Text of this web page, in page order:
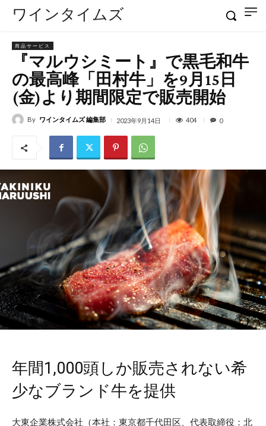
ワインタイムズ
商品サービス
『マルウシミート』で黒毛和牛
の最高峰「田村牛」を9月15日
(金)より期間限定で販売開始
By ワインタイムズ 編集部 2023年9月14日 404 0
年間1,000頭しか販売されない希
少なブランド牛を提供
大東企業株式会社（本社：東京都千代田区、代表取締役：北